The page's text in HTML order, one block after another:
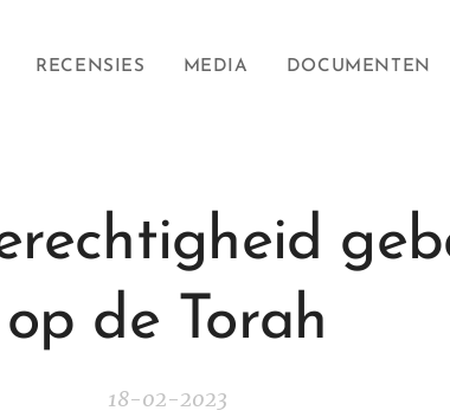
RECENSIES MEDIA DOCUMENTEN
op de Torah
18-02-2023